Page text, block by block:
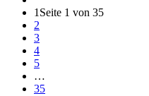
1 Seite 1 von 35
2
3
4
5
…
35